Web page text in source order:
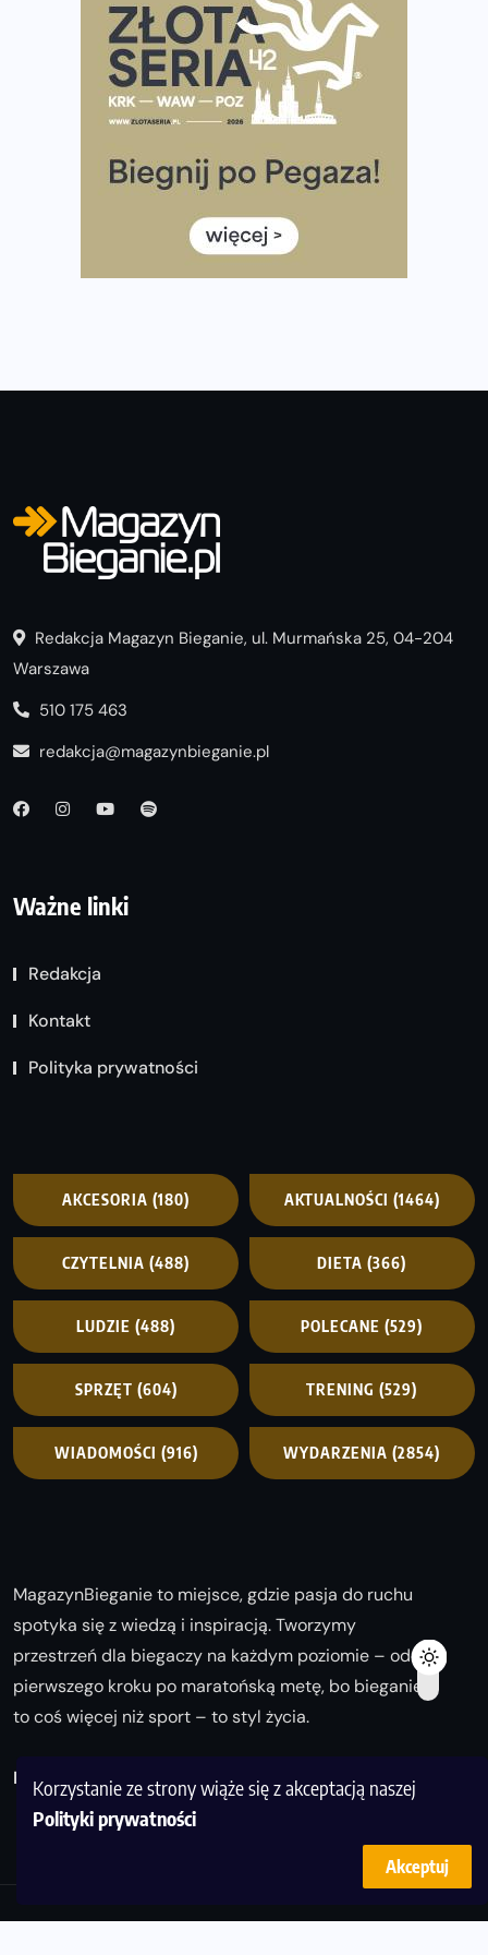
Korzystanie ze strony wiąże się z akceptacją naszej
Polityki prywatności
Akceptuj
Tętno vs tempo – czym kierować się w bieganiu?
Co ma dużo białka? Produkty, które warto włączyć do
Rozbiegany Olsztyn szykuje się na weekend z
Już w tę sobotę 35. Bieg Powstania Warszawskiego.
Wystartuje rekordowa liczba uczestników
35. Bieg Powstania Warszawskiego – praktyczny
poradnik przed startem
Redakcja Magazyn Bieganie, ul. Murmańska 25, 04-204
Warszawa
510 175 463
redakcja@magazynbieganie.pl
Ważne linki
Redakcja
Kontakt
Polityka prywatności
AKCESORIA (180) AKTUALNOŚCI (1464)
CZYTELNIA (488) DIETA (366)
LUDZIE (488) POLECANE (529)
SPRZĘT (604) TRENING (529)
WIADOMOŚCI (916) WYDARZENIA (2854)
MagazynBieganie to miejsce, gdzie pasja do ruchu
spotyka się z wiedzą i inspiracją. Tworzymy
przestrzeń dla biegaczy na każdym poziomie – od
pierwszego kroku po maratońską metę, bo bieganie
to coś więcej niż sport – to styl życia.
Biegaj z nami i odkrywaj swoją najlepszą wersję!